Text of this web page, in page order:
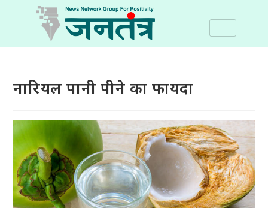
नारियल पानी पीने का फायदा